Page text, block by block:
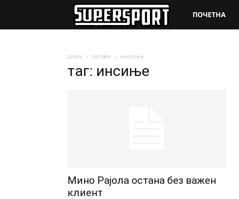
SuperSport.mk
ПОЧЕТНА
дома тагови инсиње
таг: инсиње
Мино Рајола остана без важен
клиент